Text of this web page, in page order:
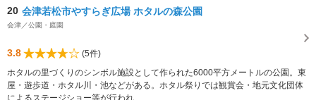
20 会津若松市やすらぎ広場 ホタルの森公園
会津／公園・庭園
3.8
(5件)
ホタルの里づくりのシンボル施設として作られた6000平方メートルの公園。東
屋・遊歩道・ホタル川・池などがある。ホタル祭りでは観賞会・地元文化団体
によるステージショー等が行われ...